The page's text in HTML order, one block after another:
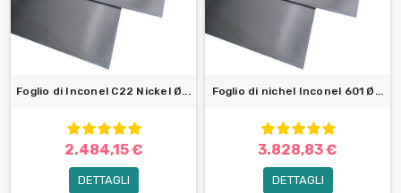
Foglio di Inconel C22 Nickel Ø...
2.484,15 €
DETTAGLI
Foglio di nichel Inconel 601 Ø...
3.828,83 €
DETTAGLI